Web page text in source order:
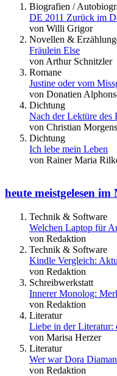
Biografien /
DE 2011 Zurück im
von Willi Grigor
Novellen &
Fräulein Else
von Arthur Schnitzler
Romane
Justine oder vom
von Donatien
Dichtung
Nach der Lektüre
von Christian
Dichtung
Ich lebe mein Leben
von Rainer Maria
heute meistgelesen im
Technik & Software
Welchen Laptop für
von Redaktion
Technik & Software
Kindle Vergleich:
von Redaktion
Schreibwerkstatt
Innerer Monolog:
von Redaktion
Literatur
Liebe in der
von Marisa Herzer
Literatur
Wer war Dora
von Redaktion